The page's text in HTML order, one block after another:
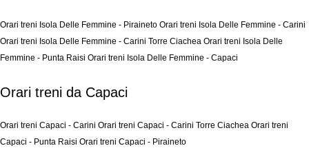
Orari treni Isola Delle Femmine - Piraineto Orari treni Isola Delle Femmine - Carini
Orari treni Isola Delle Femmine - Carini Torre Ciachea Orari treni Isola Delle
Femmine - Punta Raisi Orari treni Isola Delle Femmine - Capaci
Orari treni da Capaci
Orari treni Capaci - Carini Orari treni Capaci - Carini Torre Ciachea Orari treni
Capaci - Punta Raisi Orari treni Capaci - Piraineto